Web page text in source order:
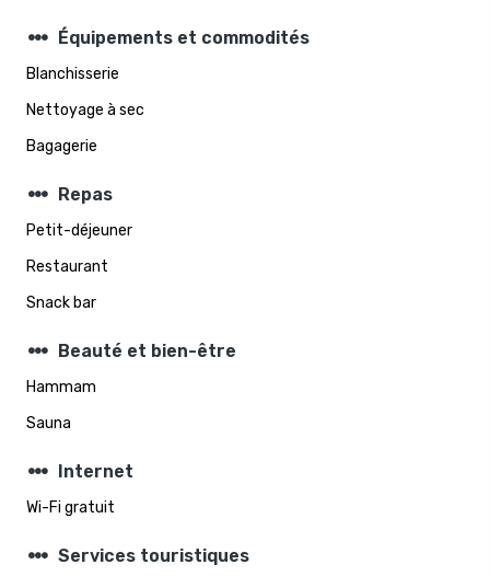
steppers Équipements et commodités
Blanchisserie
Nettoyage à sec
Bagagerie
steppers Repas
Petit-déjeuner
Restaurant
Snack bar
steppers Beauté et bien-être
Hammam
Sauna
steppers Internet
Wi-Fi gratuit
steppers Services touristiques